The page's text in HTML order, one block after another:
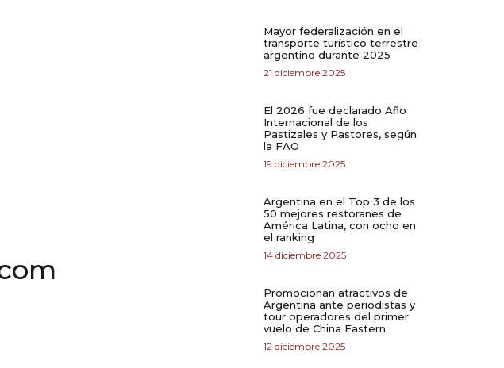
Mayor federalización en el
transporte turístico terrestre
argentino durante 2025
21 diciembre 2025
El 2026 fue declarado Año
Internacional de los
Pastizales y Pastores, según
la FAO
19 diciembre 2025
Argentina en el Top 3 de los
50 mejores restoranes de
América Latina, con ocho en
el ranking
14 diciembre 2025
Promocionan atractivos de
Argentina ante periodistas y
tour operadores del primer
vuelo de China Eastern
12 diciembre 2025